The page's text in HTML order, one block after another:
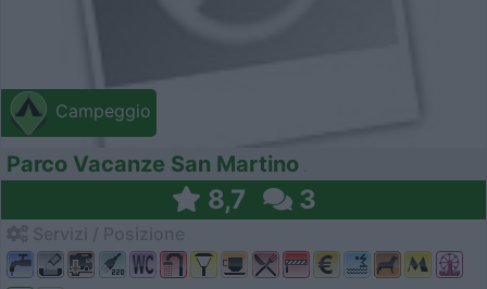
Campeggio
Parco Vacanze San Martino
8,7 3